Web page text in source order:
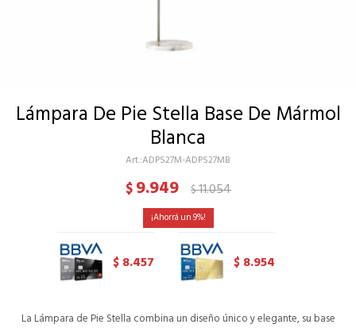
Lámpara De Pie Stella Base De Mármol
Blanca
ADPS27M-ADPS27MB
$9.949 $11.054
9
$ 8.457 $ 8.954
La Lámpara de Pie Stella combina un diseño único y elegante, su base